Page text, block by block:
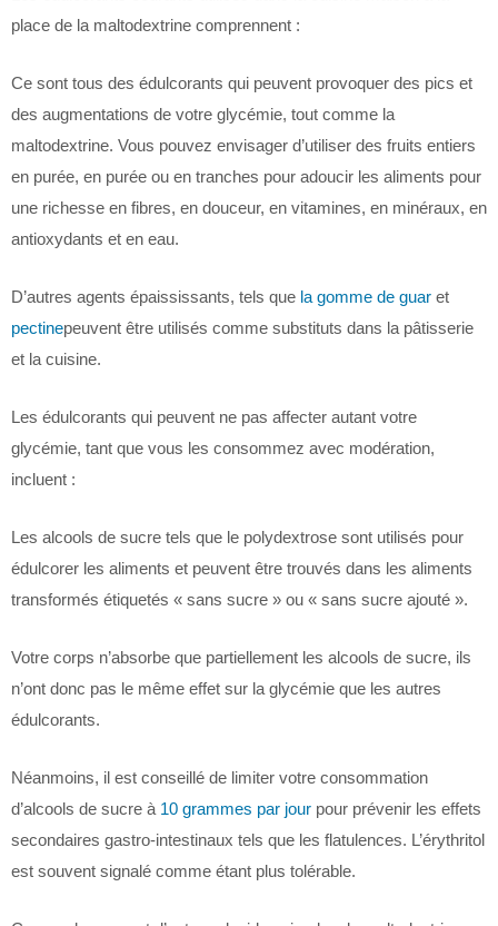
place de la maltodextrine comprennent :
Ce sont tous des édulcorants qui peuvent provoquer des pics et
des augmentations de votre glycémie, tout comme la
maltodextrine. Vous pouvez envisager d’utiliser des fruits entiers
en purée, en purée ou en tranches pour adoucir les aliments pour
une richesse en fibres, en douceur, en vitamines, en minéraux, en
antioxydants et en eau.
D’autres agents épaississants, tels que la gomme de guar et
pectinepeuvent être utilisés comme substituts dans la pâtisserie
et la cuisine.
Les édulcorants qui peuvent ne pas affecter autant votre
glycémie, tant que vous les consommez avec modération,
incluent :
Les alcools de sucre tels que le polydextrose sont utilisés pour
édulcorer les aliments et peuvent être trouvés dans les aliments
transformés étiquetés « sans sucre » ou « sans sucre ajouté ».
Votre corps n’absorbe que partiellement les alcools de sucre, ils
n’ont donc pas le même effet sur la glycémie que les autres
édulcorants.
Néanmoins, il est conseillé de limiter votre consommation
d’alcools de sucre à 10 grammes par jour pour prévenir les effets
secondaires gastro-intestinaux tels que les flatulences. L’érythritol
est souvent signalé comme étant plus tolérable.